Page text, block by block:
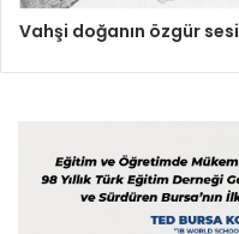
Vahşi doğanın özgür sesi